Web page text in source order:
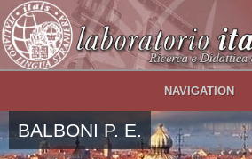
Salta al contenuto principale
NAVIGATION
BALBONI P. E.